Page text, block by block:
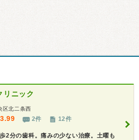
リニック
区北二条西
3.99 2件 12件
2分の歯科。痛みの少ない治療。土曜も